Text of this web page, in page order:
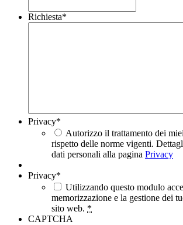
Richiesta*
Privacy*
Autorizzo il trattamento dei
rispetto delle norme vigenti.
dati personali alla pagina Privacy
Privacy*
Utilizzando questo modulo
memorizzazione e la gestione dei
sito web. *
CAPTCHA